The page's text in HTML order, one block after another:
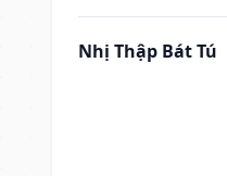
Nhị Thập Bát Tú